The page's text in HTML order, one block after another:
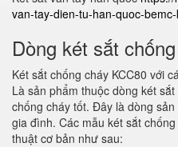
van-tay-dien-tu-han-quoc-
Dòng két sắt
Két sắt chống cháy KCC80 với
Là sản phẩm thuộc dòng két
chống cháy tốt. Đây là dòng
gia đình. Các mẫu két sắt
thuật cơ bản như sau: